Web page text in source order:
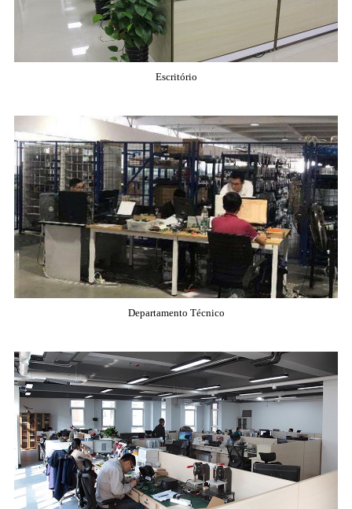
Escritório
Departamento Técnico